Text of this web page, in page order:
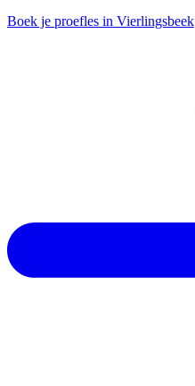
Boek je proefles in Vierlingsbeek